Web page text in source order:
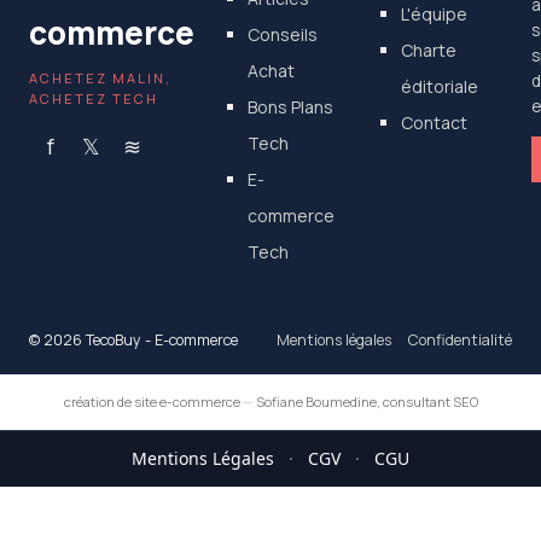
commerce
ACHETEZ MALIN,
ACHETEZ TECH
f 𝕏 ≋
Conseils
Achat
Bons Plans
Tech
E-
commerce
Tech
L'équipe
Charte
éditoriale
Contact
© 2026 TecoBuy - E-commerce Mentions légales Confidentialité
création de site e-commerce— Sofiane Boumedine, consultant SEO
Mentions Légales · CGV · CGU